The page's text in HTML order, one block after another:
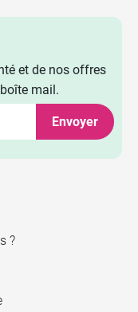
et de nos offres
mail.
Envoyer
?